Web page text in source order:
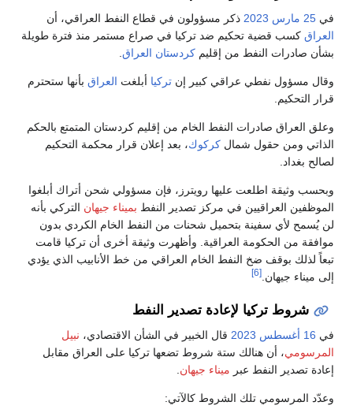
في 25 مارس 2023 ذكر مسؤولون في قطاع النفط العراقي، أن
العراق كسب قضية تحكيم ضد تركيا في صراع مستمر منذ فترة طويلة
بشأن صادرات النفط من إقليم كردستان العراق
وقال مسؤول نفطي عراقي كبير إن تركيا أبلغت العراق بأنها ستحترم
قرار التحكيم.
وعلق العراق صادرات النفط الخام من إقليم كردستان المتمتع بالحكم
الذاتي ومن حقول شمال كركوك، بعد إعلان قرار محكمة التحكيم
لصالح بغداد.
وبحسب وثيقة اطلعت عليها رويترز، فإن مسؤولي شحن أتراك أبلغوا
الموظفين العراقيين في مركز تصدير النفط بميناء جيهان التركي بأنه
لن يُسمح لأي سفينة بتحميل شحنات من النفط الخام الكردي بدون
موافقة من الحكومة العراقية. وأظهرت وثيقة أخرى أن تركيا قامت
تبعاً لذلك بوقف ضخ النفط الخام العراقي من خط الأنابيب الذي يؤدي
إلى ميناء جيهان. [6]
شروط تركيا لإعادة تصدير النفط
في 16 أغسطس 2023 قال الخبير في الشأن الاقتصادي، نبيل
المرسومي، أن هنالك ستة شروط تضعها تركيا على العراق مقابل
إعادة تصدير النفط عبر ميناء جيهان
وعدّد المرسومي تلك الشروط كالآتي: